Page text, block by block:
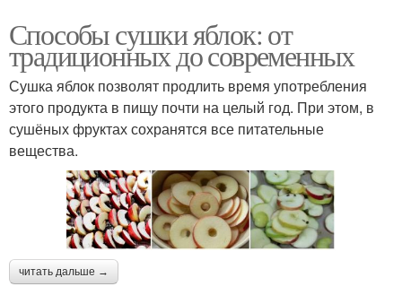
Способы сушки яблок: от
традиционных до современных
Сушка яблок позволят продлить время употребления
этого продукта в пищу почти на целый год. При этом, в
сушёных фруктах сохранятся все питательные
вещества.
читать дальше →